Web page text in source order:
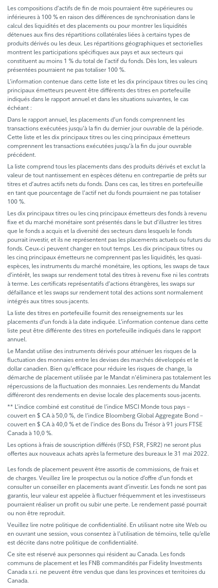
Les compositions d’actifs de fin de mois pourraient être supérieures ou
inférieures à 100 % en raison des différences de synchronisation dans le
calcul des liquidités et des placements ou pour montrer les liquidités
détenues aux fins des répartitions collatérales liées à certains types de
produits dérivés ou les deux. Les répartitions géographiques et sectorielles
montrent les participations spécifiques aux pays et aux secteurs qui
constituent au moins 1 % du total de l’actif du fonds. Dès lors, les valeurs
présentées pourraient ne pas totaliser 100 %.
L’information contenue dans cette liste et les dix principaux titres ou les cinq
principaux émetteurs peuvent être différents des titres en portefeuille
indiqués dans le rapport annuel et dans les situations suivantes, le cas
échéant :
Dans le rapport annuel, les placements d’un fonds comprennent les
transactions exécutées jusqu’à la fin du dernier jour ouvrable de la période.
Cette liste et les dix principaux titres ou les cinq principaux émetteurs
comprennent les transactions exécutées jusqu’à la fin du jour ouvrable
précédent.
La liste comprend tous les placements dans des produits dérivés et exclut la
valeur de tout nantissement en espèces détenu en contrepartie de prêts sur
titres et d’autres actifs nets du fonds. Dans ces cas, les titres en portefeuille
en tant que pourcentage de l’actif net du fonds pourraient ne pas totaliser
100 %.
Les dix principaux titres ou les cinq principaux émetteurs des fonds à revenu
fixe et du marché monétaire sont présentés dans le but d’illustrer les titres
que le fonds a acquis et la diversité des secteurs dans lesquels le fonds
pourrait investir, et ils ne représentent pas les placements actuels ou futurs du
fonds. Ceux-ci peuvent changer en tout temps. Les dix principaux titres ou
les cinq principaux émetteurs ne comprennent pas les liquidités, les quasi-
espèces, les instruments du marché monétaire, les options, les swaps de taux
d’intérêt, les swaps sur rendement total des titres à revenu fixe ni les contrats
à terme. Les certificats représentatifs d’actions étrangères, les swaps sur
défaillance et les swaps sur rendement total des actions sont normalement
intégrés aux titres sous-jacents.
La liste des titres en portefeuille fournit des renseignements sur les
placements d’un fonds à la date indiquée. L’information contenue dans cette
liste peut être différente des titres en portefeuille indiqués dans le rapport
annuel.
Le Mandat utilise des instruments dérivés pour atténuer les risques de la
fluctuation des monnaies entre les devises des marchés développés et le
dollar canadien. Bien qu'efficace pour réduire les risques de change, la
démarche de placement utilisée par le Mandat n'éliminera pas totalement les
répercussions de la fluctuation des monnaies. Les rendements du Mandat
différeront des rendements en devise locale des placements sous-jacents.
** L’indice combiné est constitué de l’indice MSCI Monde tous pays –
couvert en $ CA à 50,0 %, de l’indice Bloomberg Global Aggregate Bond –
couvert en $ CA à 40,0 % et de l’indice des Bons du Trésor à 91 jours FTSE
Canada à 10,0 %.
Les options à frais de souscription différés (FSD, FSR, FSR2) ne seront plus
offertes aux nouveaux achats après la fermeture des bureaux le 31 mai 2022.
Les fonds de placement peuvent être assortis de commissions, de frais et
de charges. Veuillez lire le prospectus ou la notice d’offre d’un fonds et
consulter un conseiller en placements avant d’investir. Les fonds ne sont pas
garantis, leur valeur est appelée à fluctuer fréquemment et les investisseurs
pourraient réaliser un profit ou subir une perte. Le rendement passé pourrait
ou non être reproduit.
Veuillez lire notre politique de confidentialité. En utilisant notre site Web ou
en ouvrant une session, vous consentez à l’utilisation de témoins, telle qu’elle
est décrite dans notre politique de confidentialité.
Ce site est réservé aux personnes qui résident au Canada. Les fonds
communs de placement et les FNB commandités par Fidelity Investments
Canada s.r.i. ne peuvent être vendus que dans les provinces et territoires du
Canada.